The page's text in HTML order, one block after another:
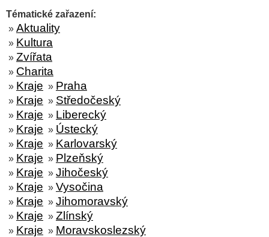
Tématické zařazení:
» Aktuality
» Kultura
» Zvířata
» Charita
» Kraje » Praha
» Kraje » Středočeský
» Kraje » Liberecký
» Kraje » Ústecký
» Kraje » Karlovarský
» Kraje » Plzeňský
» Kraje » Jihočeský
» Kraje » Vysočina
» Kraje » Jihomoravský
» Kraje » Zlínský
» Kraje » Moravskoslezský